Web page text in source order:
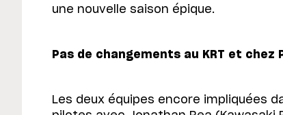
une nouvelle saison épique.
Pas de changements au KRT et chez
Les deux équipes encore impliquées